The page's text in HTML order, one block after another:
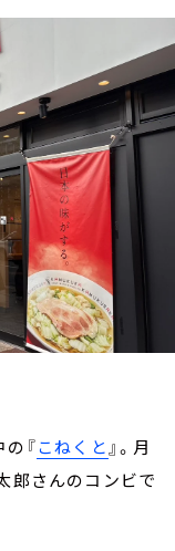
『こねくと』。月
郎さんのコンビで